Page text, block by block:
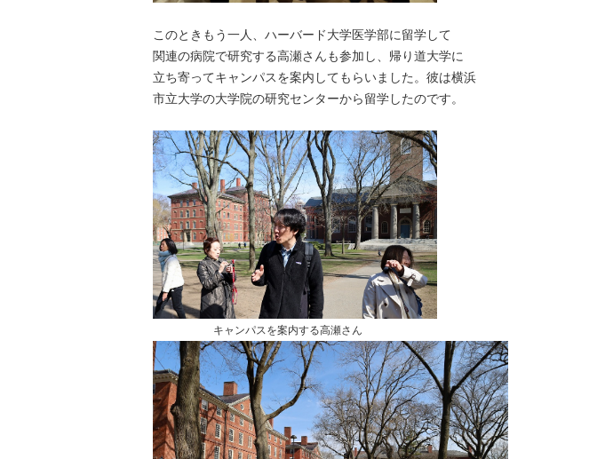
このときもう一人、ハーバード大学医学部に留学して
関連の病院で研究する高瀬さんも参加し、帰り道大学に
立ち寄ってキャンパスを案内してもらいました。彼は横浜
市立大学の大学院の研究センターから留学したのです。
キャンパスを案内する高瀬さん